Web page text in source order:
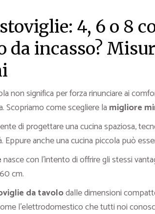
4, 6 o 8
da incasso?
non significa per forza rinunciare ai
Scopriamo come scegliere lamigliore
di progettare una cucina spaziosa,
Eppure anche una cucina piccola può
nasce con l’intento di offrire gli stessi
cm.
da tavolodalle dimensioni
l’elettrodomestico che tutti noi